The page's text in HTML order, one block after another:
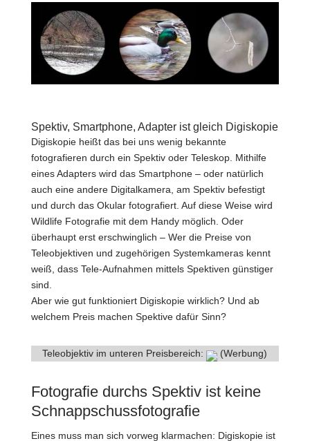
Spektiv, Smartphone, Adapter ist gleich Digiskopie
Digiskopie heißt das bei uns wenig bekannte
fotografieren durch ein Spektiv oder Teleskop. Mithilfe
eines Adapters wird das Smartphone – oder natürlich
auch eine andere Digitalkamera, am Spektiv befestigt
und durch das Okular fotografiert. Auf diese Weise wird
Wildlife Fotografie mit dem Handy möglich. Oder
überhaupt erst erschwinglich – Wer die Preise von
Teleobjektiven und zugehörigen Systemkameras kennt
weiß, dass Tele-Aufnahmen mittels Spektiven günstiger
sind.
Aber wie gut funktioniert Digiskopie wirklich? Und ab
welchem Preis machen Spektive dafür Sinn?
Teleobjektiv im unteren Preisbereich: (Werbung)
Fotografie durchs Spektiv ist keine
Schnappschussfotografie
Eines muss man sich vorweg klarmachen: Digiskopie ist